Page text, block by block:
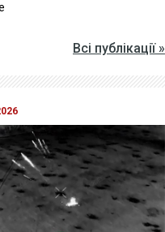
Всі публікації »